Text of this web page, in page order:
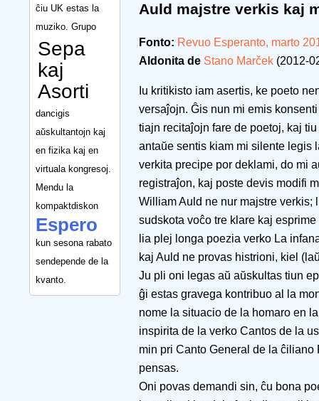
ĉiu UK estas la
muziko. Grupo
Sepa
kaj
Asorti
dancigis
aŭskultantojn kaj
en fizika kaj en
virtuala kongresoj.
Mendu la
kompaktdiskon
Espero
kun sesona rabato
sendepende de la
kvanto.
Auld majstre verkis kaj
Fonto: Revuo Esperanto, marto
Aldonita de Stano Marček (2012-
Iu kritikisto iam asertis, ke poeto
versaĵojn. Ĝis nun mi emis
tiajn recitaĵojn fare de poetoj, kaj
antaŭe sentis kiam mi silente legis
verkita precipe por deklami, do mi
registraĵon, kaj poste devis modifi
William Auld ne nur majstre
sudskota voĉo tre klare kaj
lia plej longa poezia verko La
kaj Auld ne provas histrioni, kiel
Ju pli oni legas aŭ aŭskultas tiun
ĝi estas gravega kontribuo al la
nome la situacio de la homaro en
inspirita de la verko Cantos de la
min pri Canto General de la
pensas.
Oni povas demandi sin, ĉu bona